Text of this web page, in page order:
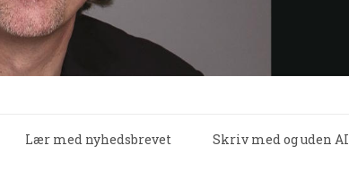
Lær med nyhedsbrevet Skriv med og uden AI